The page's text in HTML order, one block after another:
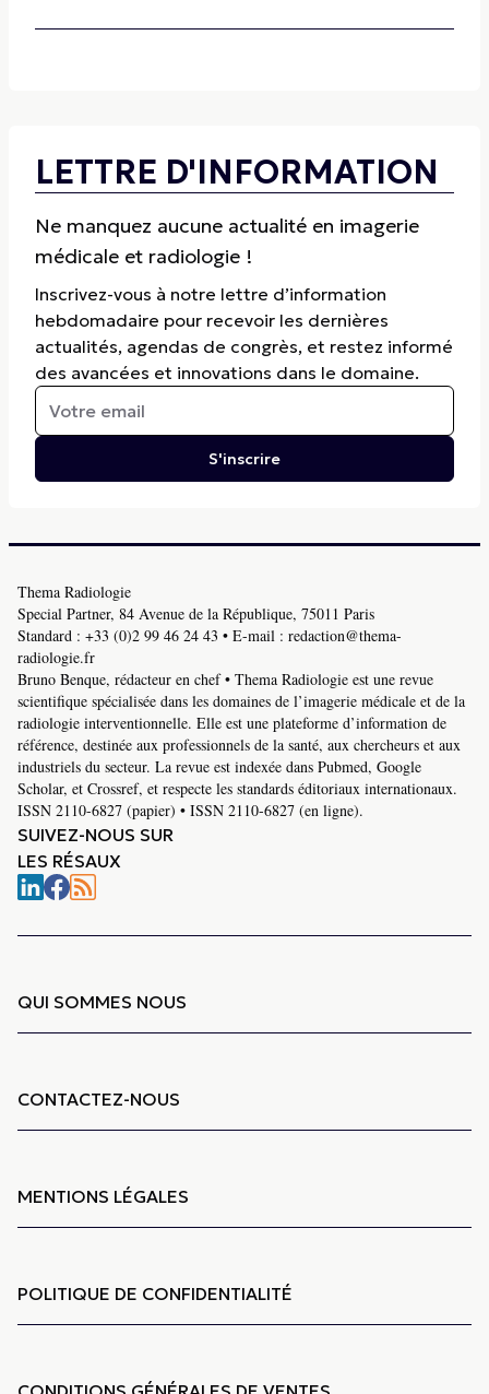
LETTRE D'INFORMATION
Ne manquez aucune actualité en imagerie
médicale et radiologie !
Inscrivez-vous à notre lettre d’information
hebdomadaire pour recevoir les dernières
actualités, agendas de congrès, et restez informé
des avancées et innovations dans le domaine.
S'inscrire
Thema Radiologie
Special Partner, 84 Avenue de la République, 75011 Paris
Standard : +33 (0)2 99 46 24 43 • E-mail : redaction@thema-
radiologie.fr
Bruno Benque, rédacteur en chef • Thema Radiologie est une revue
scientifique spécialisée dans les domaines de l’imagerie médicale et de la
radiologie interventionnelle. Elle est une plateforme d’information de
référence, destinée aux professionnels de la santé, aux chercheurs et aux
industriels du secteur. La revue est indexée dans Pubmed, Google
Scholar, et Crossref, et respecte les standards éditoriaux internationaux.
ISSN 2110-6827 (papier) • ISSN 2110-6827 (en ligne).
SUIVEZ-NOUS SUR
LES RÉSAUX
QUI SOMMES NOUS
CONTACTEZ-NOUS
MENTIONS LÉGALES
POLITIQUE DE CONFIDENTIALITÉ